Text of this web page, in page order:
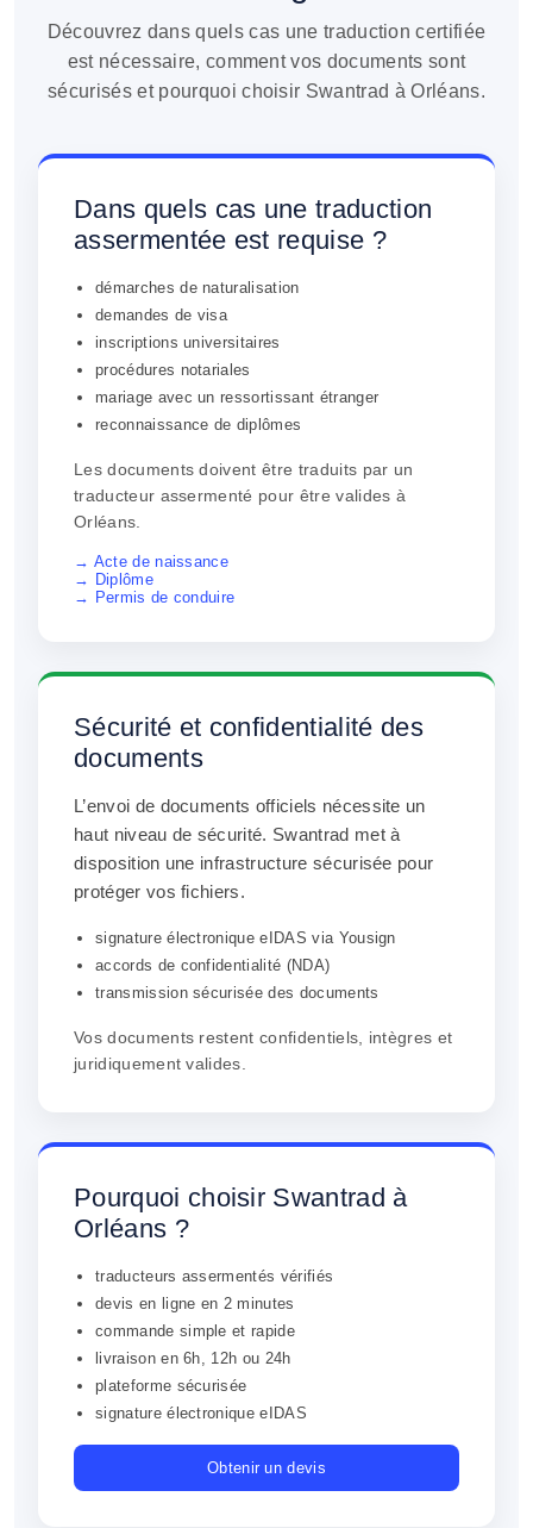
Découvrez dans quels cas une traduction certifiée
est nécessaire, comment vos documents sont
sécurisés et pourquoi choisir Swantrad à Orléans.
Dans quels cas une traduction
assermentée est requise ?
démarches de naturalisation
demandes de visa
inscriptions universitaires
procédures notariales
mariage avec un ressortissant étranger
reconnaissance de diplômes
Les documents doivent être traduits par un
traducteur assermenté pour être valides à
Orléans.
→ Acte de naissance
→ Diplôme
→ Permis de conduire
Sécurité et confidentialité des
documents
L’envoi de documents officiels nécessite un
haut niveau de sécurité. Swantrad met à
disposition une infrastructure sécurisée pour
protéger vos fichiers.
signature électronique eIDAS via Yousign
accords de confidentialité (NDA)
transmission sécurisée des documents
Vos documents restent confidentiels, intègres et
juridiquement valides.
Pourquoi choisir Swantrad à
Orléans ?
traducteurs assermentés vérifiés
devis en ligne en 2 minutes
commande simple et rapide
livraison en 6h, 12h ou 24h
plateforme sécurisée
signature électronique eIDAS
Obtenir un devis